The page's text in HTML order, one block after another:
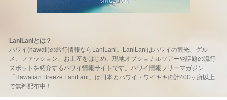
LaniLaniとは？
ハワイ(hawaii)の旅行情報ならLaniLani。LaniLaniはハワイの観光、グル
メ、ファッション、お土産をはじめ、現地オプショナルツアーや話題の流行
スポットを紹介するハワイ情報サイトです。ハワイ情報フリーマガジン
「Hawaiian Breeze LaniLani」は日本とハワイ・ワイキキの計400ヶ所以上
で無料配布中！